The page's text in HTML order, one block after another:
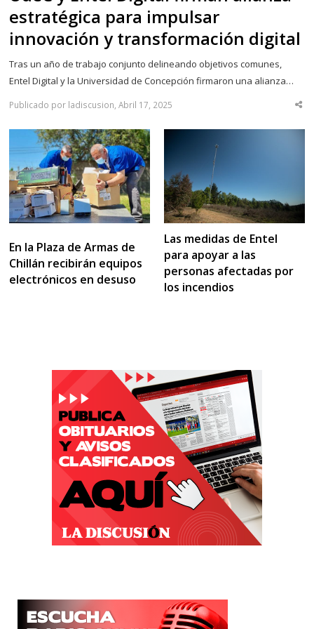
estratégica para impulsar
innovación y transformación digital
Tras un año de trabajo conjunto delineando objetivos comunes,
Entel Digital y la Universidad de Concepción firmaron una alianza…
Publicado por ladiscusion, Abril 17, 2025
En la Plaza de Armas de
Chillán recibirán equipos
electrónicos en desuso
Las medidas de Entel
para apoyar a las
personas afectadas por
los incendios